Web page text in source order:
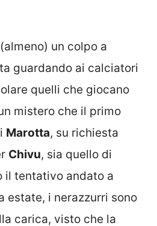
un colpo a
guardando ai calciatori
quelli che giocano
mistero che il primo
Marotta, su richiesta
Chivu, sia quello di
il tentativo andato a
estate, i nerazzurri sono
carica, visto che la